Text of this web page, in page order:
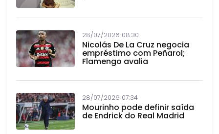
28/07/2026 08:30
Nicolás De La Cruz negocia
empréstimo com Peñarol;
Flamengo avalia
28/07/2026 07:34
Mourinho pode definir saída
de Endrick do Real Madrid